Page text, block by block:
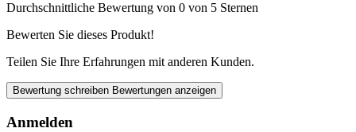
Durchschnittliche Bewertung von 0 von 5 Sternen
Bewerten Sie dieses Produkt!
Teilen Sie Ihre Erfahrungen mit anderen Kunden.
Bewertung schreiben Bewertungen anzeigen
Anmelden